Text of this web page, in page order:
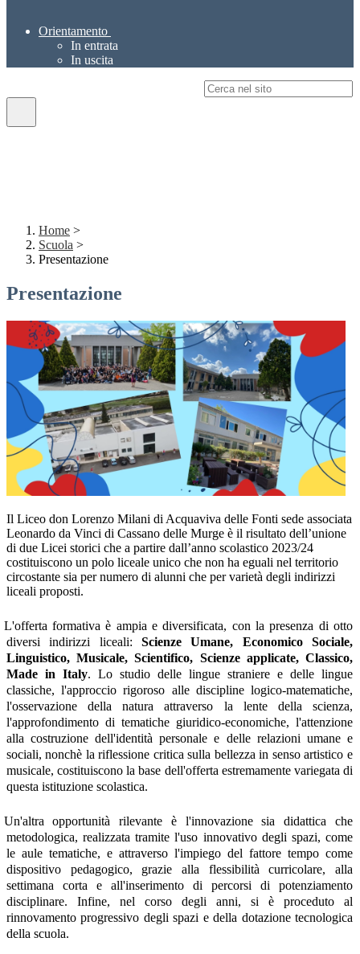
Orientamento
In entrata
In uscita
Home >
Scuola >
Presentazione
Presentazione
Il Liceo don Lorenzo Milani di Acquaviva delle Fonti sede associata
Leonardo da Vinci di Cassano delle Murge è il risultato dell’unione
di due Licei storici che a partire dall’anno scolastico 2023/24
costituiscono un polo liceale unico che non ha eguali nel territorio
circostante sia per numero di alunni che per varietà degli indirizzi
liceali proposti.
L'offerta formativa è ampia e diversificata, con la presenza di otto
diversi indirizzi liceali: Scienze Umane, Economico Sociale,
Linguistico, Musicale, Scientifico, Scienze applicate, Classico,
Made in Italy. Lo studio delle lingue straniere e delle lingue
classiche, l'approccio rigoroso alle discipline logico-matematiche,
l'osservazione della natura attraverso la lente della scienza,
l'approfondimento di tematiche giuridico-economiche, l'attenzione
alla costruzione dell'identità personale e delle relazioni umane e
sociali, nonchè la riflessione critica sulla bellezza in senso artistico e
musicale, costituiscono la base dell'offerta estremamente variegata di
questa istituzione scolastica.
Un'altra opportunità rilevante è l'innovazione sia didattica che
metodologica, realizzata tramite l'uso innovativo degli spazi, come
le aule tematiche, e attraverso l'impiego del fattore tempo come
dispositivo pedagogico, grazie alla flessibilità curricolare, alla
settimana corta e all'inserimento di percorsi di potenziamento
disciplinare. Infine, nel corso degli anni, si è proceduto al
rinnovamento progressivo degli spazi e della dotazione tecnologica
della scuola.